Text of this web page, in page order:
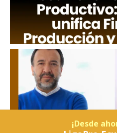
¡Desde